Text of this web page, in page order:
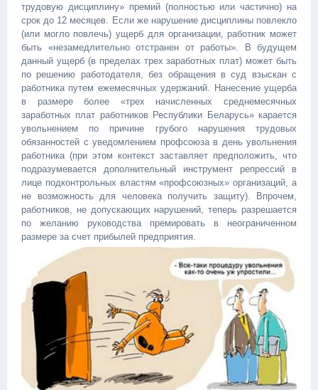
трудовую дисциплину» премий (полностью или частично) на
срок до 12 месяцев. Если же нарушение дисциплины повлекло
(или могло повлечь) ущерб для организации, работник может
быть «незамедлительно отстранен от работы». В будущем
данный ущерб (в пределах трех заработных плат) может быть
по решению работодателя, без обращения в суд взыскан с
работника путем ежемесячных удержаний. Нанесение ущерба
в размере более «трех начисленных среднемесячных
заработных плат работников Республики Беларусь» карается
увольнением по причине грубого нарушения трудовых
обязанностей с уведомлением профсоюза в день увольнения
работника (при этом контекст заставляет предположить, что
подразумевается дополнительный инструмент репрессий в
лице подконтрольных властям «профсоюзных» организаций, а
не возможность для человека получить защиту). Впрочем,
работников, не допускающих нарушений, теперь разрешается
по желанию руководства премировать в неограниченном
размере за счет прибылей предприятия.